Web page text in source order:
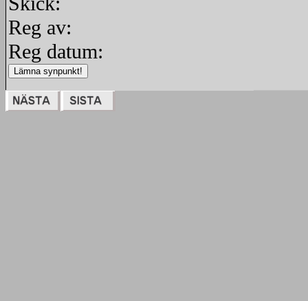
Reg av:
Reg datum: